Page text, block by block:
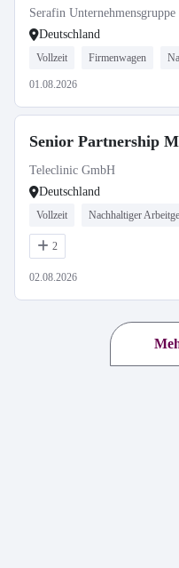
Serafin
Deutschland
Vollzeit Firmenwagen
01.08.2026
Senior Partnership
Teleclinic GmbH
Deutschland
Vollzeit Nachhaltiger
2
02.08.2026